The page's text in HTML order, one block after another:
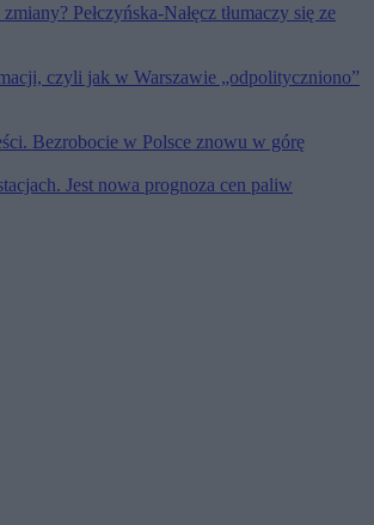
Pełczyńska-Nałęcz tłumaczy się ze
czyli jak w Warszawie „odpolityczniono”
Bezrobocie w Polsce znowu w górę
Jest nowa prognoza cen paliw